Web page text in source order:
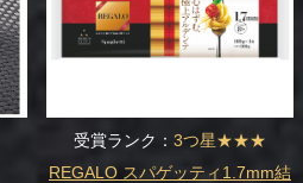
受賞ランク： 3つ星★★★
REGALO スパゲッティ1.7mm結